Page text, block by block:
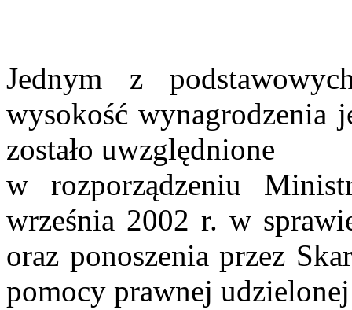
Jednym z
wysokość wynagrodzenia
zostało uwzględnione
w rozporządzeniu
września 2002 r. w
oraz ponoszenia przez
pomocy prawnej